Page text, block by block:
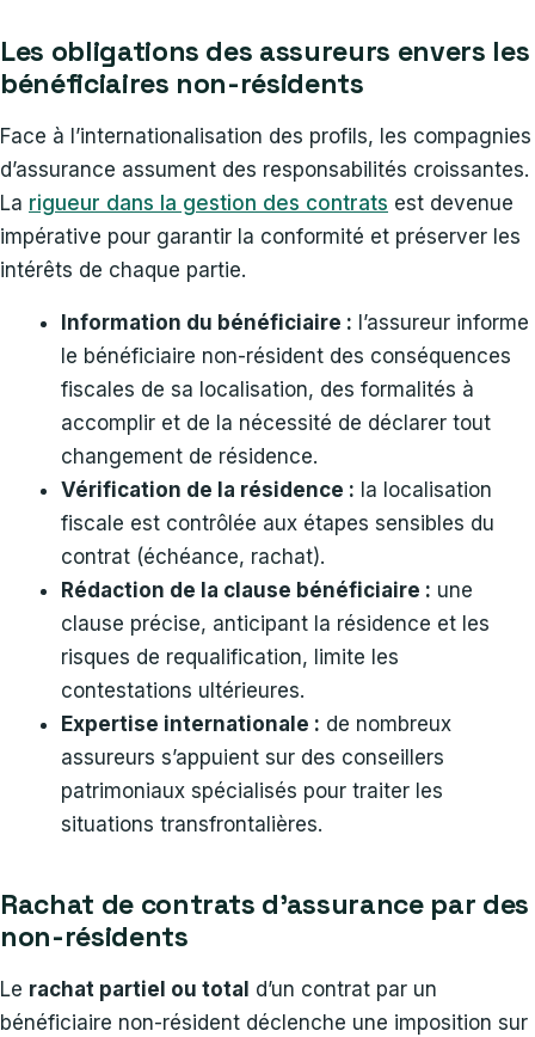
Les obligations des assureurs envers les
bénéficiaires non-résidents
Face à l’internationalisation des profils, les compagnies
d’assurance assument des responsabilités croissantes.
La rigueur dans la gestion des contrats est devenue
impérative pour garantir la conformité et préserver les
intérêts de chaque partie.
Information du bénéficiaire : l’assureur informe
le bénéficiaire non-résident des conséquences
fiscales de sa localisation, des formalités à
accomplir et de la nécessité de déclarer tout
changement de résidence.
Vérification de la résidence : la localisation
fiscale est contrôlée aux étapes sensibles du
contrat (échéance, rachat).
Rédaction de la clause bénéficiaire : une
clause précise, anticipant la résidence et les
risques de requalification, limite les
contestations ultérieures.
Expertise internationale : de nombreux
assureurs s’appuient sur des conseillers
patrimoniaux spécialisés pour traiter les
situations transfrontalières.
Rachat de contrats d’assurance par des
non-résidents
Le rachat partiel ou total d’un contrat par un
bénéficiaire non-résident déclenche une imposition sur